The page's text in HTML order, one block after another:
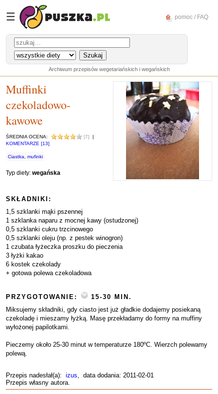
☰ pomoc / FAQ
Archiwum przepisów wegetariańskich i wegańskich
Muffinki
czekoladowo-
kawowe
ŚREDNIA OCENA: [7]
|
KOMENTARZE [13]
Ciastka, mufinki
Typ diety: wegańska
SKŁADNIKI:
1,5 szklanki mąki pszennej
1 szklanka naparu z mocnej kawy (ostudzonej)
0,5 szklanki cukru trzcinowego
0,5 szklanki oleju (np. z pestek winogron)
1 czubata łyżeczka proszku do pieczenia
3 łyżki kakao
6 kostek czekolady
+ gotowa polewa czekoladowa
PRZYGOTOWANIE:
15-30 MIN.
Miksujemy składniki, gdy ciasto jest już gładkie dodajemy posiekaną
czekoladę i mieszamy łyżką. Masę przekładamy do formy na muffiny
wyłożonej papilotkami.
Pieczemy około 25-30 minut w temperaturze 180ºC. Wierzch polewamy
polewą.
Przepis nadesłał(a): izus, data dodania: 2011-02-01
Przepis własny autora.